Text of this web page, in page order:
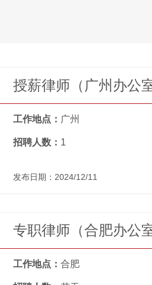
授薪律师（广州办公室
工作地点： 广州
招聘人数： 1
发布日期：2024/12/11
专职律师（合肥办公室
工作地点：合肥